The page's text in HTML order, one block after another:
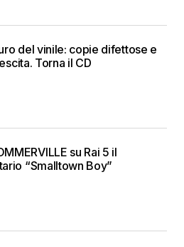
del vinile: copie difettose e
Torna il CD
su Rai 5 il
“Smalltown Boy”